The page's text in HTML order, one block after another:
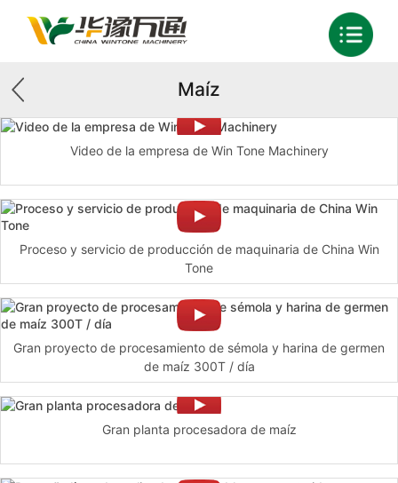
Maíz
Video de la empresa de Win Tone Machinery
Proceso y servicio de producción de maquinaria de China Win
Tone
Gran proyecto de procesamiento de sémola y harina de germen
de maíz 300T / día
Gran planta procesadora de maíz